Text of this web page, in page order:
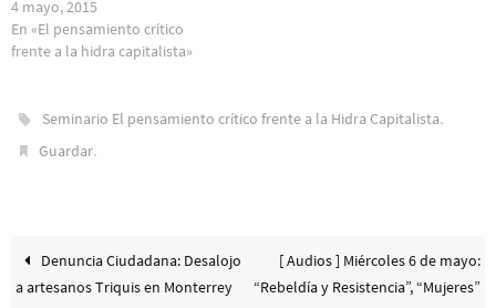
4 mayo, 2015
En «El pensamiento crítico
frente a la hidra capitalista»
Seminario El pensamiento crítico frente a la Hidra Capitalista.
Guardar.
Denuncia Ciudadana: Desalojo
a artesanos Triquis en Monterrey
[ Audios ] Miércoles 6 de mayo:
“Rebeldía y Resistencia”, “Mujeres”